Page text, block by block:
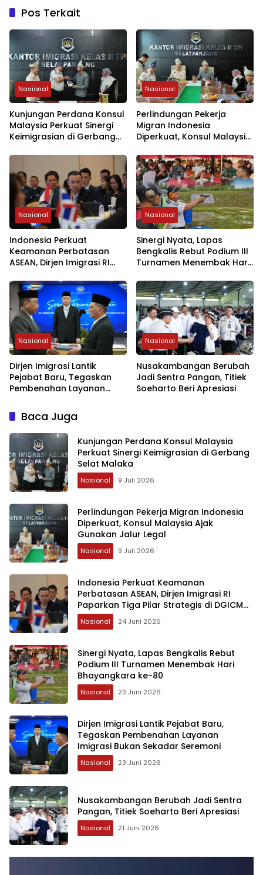
Pos Terkait
Nasional
Kunjungan Perdana Konsul
Malaysia Perkuat Sinergi
Keimigrasian di Gerbang
Nasional
Perlindungan Pekerja
Migran Indonesia
Diperkuat, Konsul Malaysia
Nasional
Indonesia Perkuat
Keamanan Perbatasan
ASEAN, Dirjen Imigrasi RI
Strategis di DGICM 2026
Nasional
Sinergi Nyata, Lapas
Bengkalis Rebut Podium III
Turnamen Menembak Hari
Nasional
Dirjen Imigrasi Lantik
Pejabat Baru, Tegaskan
Pembenahan Layanan
Seremoni
Nasional
Nusakambangan Berubah
Jadi Sentra Pangan, Titiek
Soeharto Beri Apresiasi
Baca Juga
Kunjungan Perdana Konsul Malaysia
Perkuat Sinergi Keimigrasian di Gerbang
Selat Malaka
Nasional 9 Juli 2026
Perlindungan Pekerja Migran Indonesia
Diperkuat, Konsul Malaysia Ajak
Gunakan Jalur Legal
Nasional 9 Juli 2026
Indonesia Perkuat Keamanan
Perbatasan ASEAN, Dirjen Imigrasi RI
Paparkan Tiga Pilar Strategis di DGICM
2026
Nasional 24 Juni 2026
Sinergi Nyata, Lapas Bengkalis Rebut
Podium III Turnamen Menembak Hari
Bhayangkara ke-80
Nasional 23 Juni 2026
Dirjen Imigrasi Lantik Pejabat Baru,
Tegaskan Pembenahan Layanan
Imigrasi Bukan Sekadar Seremoni
Nasional 23 Juni 2026
Nusakambangan Berubah Jadi Sentra
Pangan, Titiek Soeharto Beri Apresiasi
Nasional 21 Juni 2026